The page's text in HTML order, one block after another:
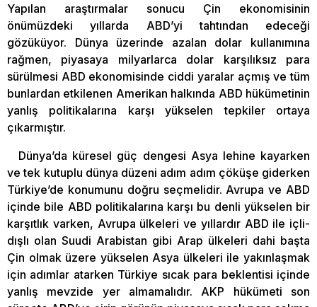
Yapılan araştırmalar sonucu Çin ekonomisinin
önümüzdeki yıllarda ABD’yi tahtından edeceği
gözüküyor. Dünya üzerinde azalan dolar kullanımına
rağmen, piyasaya milyarlarca dolar karşılıksız para
sürülmesi ABD ekonomisinde ciddi yaralar açmış ve tüm
bunlardan etkilenen Amerikan halkında ABD hükümetinin
yanlış politikalarına karşı yükselen tepkiler ortaya
çıkarmıştır.
Dünya’da küresel güç dengesi Asya lehine kayarken
ve tek kutuplu dünya düzeni adım adım çöküşe giderken
Türkiye’de konumunu doğru seçmelidir. Avrupa ve ABD
içinde bile ABD politikalarına karşı bu denli yükselen bir
karşıtlık varken, Avrupa ülkeleri ve yıllardır ABD ile içli-
dışlı olan Suudi Arabistan gibi Arap ülkeleri dahi başta
Çin olmak üzere yükselen Asya ülkeleri ile yakınlaşmak
için adımlar atarken Türkiye sıcak para beklentisi içinde
yanlış mevzide yer almamalıdır. AKP hükümeti son